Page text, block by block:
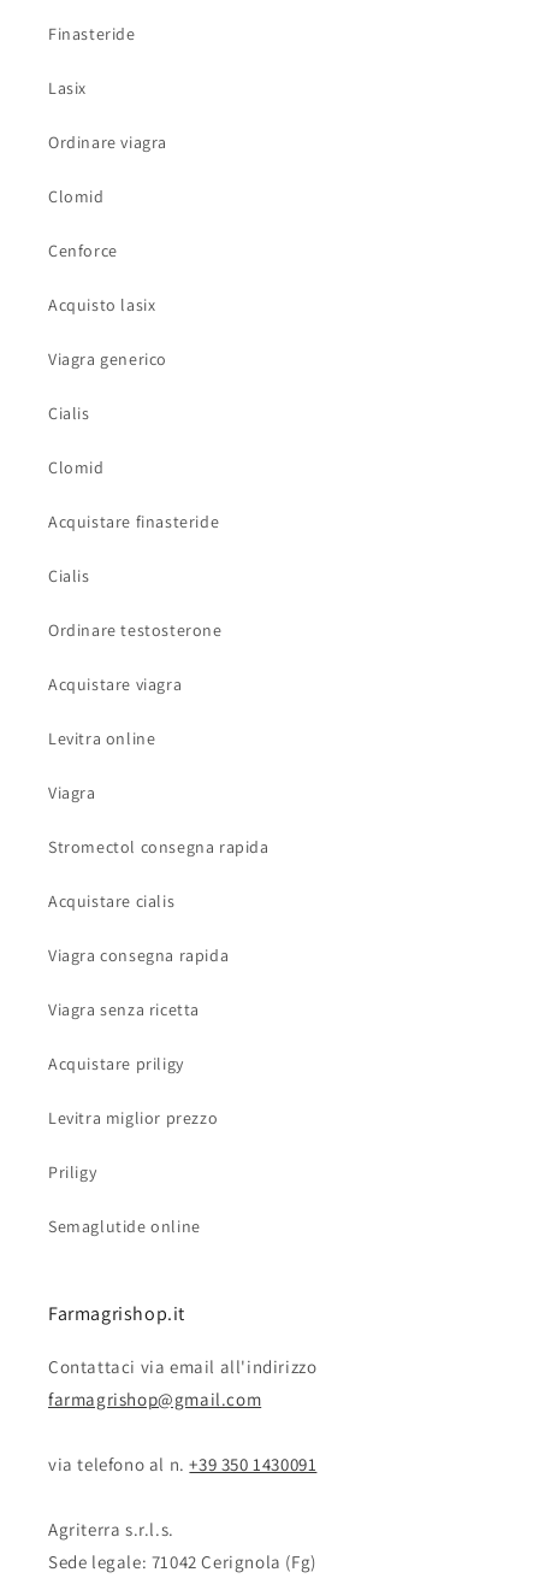
Finasteride
Lasix
Ordinare viagra
Clomid
Cenforce
Acquisto lasix
Viagra generico
Cialis
Clomid
Acquistare finasteride
Cialis
Ordinare testosterone
Acquistare viagra
Levitra online
Viagra
Stromectol consegna rapida
Acquistare cialis
Viagra consegna rapida
Viagra senza ricetta
Acquistare priligy
Levitra miglior prezzo
Priligy
Semaglutide online
Farmagrishop.it
Contattaci via email all'indirizzo
farmagrishop@gmail.com
via telefono al n. ‭‭+39 350 1430091
Agriterra s.r.l.s.
Sede legale: 71042 Cerignola (Fg)